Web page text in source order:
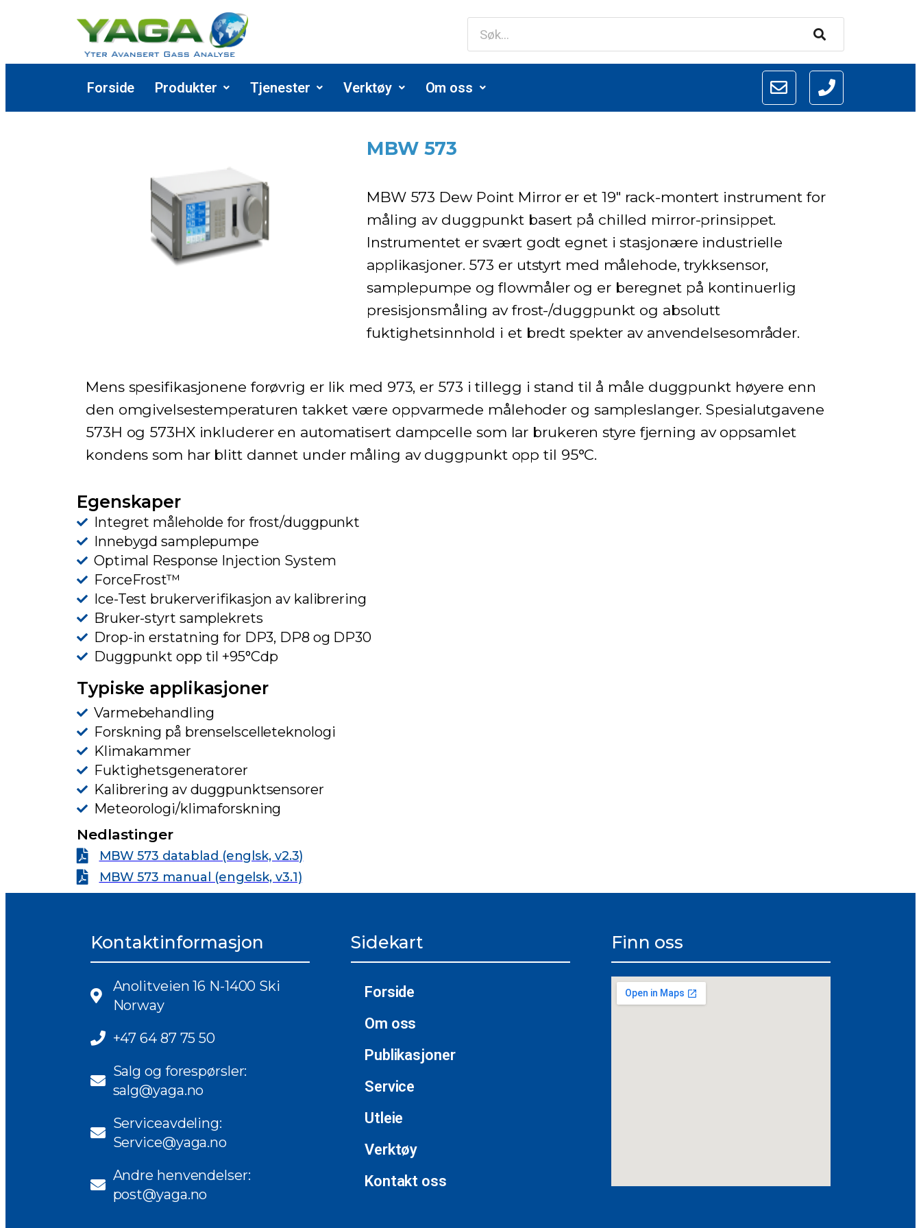
Forside Produkter Tjenester Verktøy Om oss
MBW 573
MBW 573 Dew Point Mirror er et 19″ rack-montert instrument for
måling av duggpunkt basert på chilled mirror-prinsippet.
Instrumentet er svært godt egnet i stasjonære industrielle
applikasjoner. 573 er utstyrt med målehode, trykksensor,
samplepumpe og flowmåler og er beregnet på kontinuerlig
presisjonsmåling av frost-/duggpunkt og absolutt
fuktighetsinnhold i et bredt spekter av anvendelsesområder.
Mens spesifikasjonene forøvrig er lik med 973, er 573 i tillegg i stand til å måle duggpunkt høyere enn
den omgivelsestemperaturen takket være oppvarmede målehoder og sampleslanger. Spesialutgavene
573H og 573HX inkluderer en automatisert dampcelle som lar brukeren styre fjerning av oppsamlet
kondens som har blitt dannet under måling av duggpunkt opp til 95°C.
Egenskaper
Integret måleholde for frost/duggpunkt
Innebygd samplepumpe
Optimal Response Injection System
ForceFrost™
Ice-Test brukerverifikasjon av kalibrering
Bruker-styrt samplekrets
Drop-in erstatning for DP3, DP8 og DP30
Duggpunkt opp til +95°Cdp
Typiske applikasjoner
Varmebehandling
Forskning på brenselscelleteknologi
Klimakammer
Fuktighetsgeneratorer
Kalibrering av duggpunktsensorer
Meteorologi/klimaforskning
Nedlastinger
MBW 573 datablad (englsk, v2.3)
MBW 573 manual (engelsk, v3.1)
Kontaktinformasjon
Anolitveien 16 N-1400 Ski
Norway
+47 64 87 75 50
Salg og forespørsler:
salg@yaga.no
Serviceavdeling:
Service@yaga.no
Andre henvendelser:
post@yaga.no
Sidekart
Forside
Om oss
Publikasjoner
Service
Utleie
Verktøy
Kontakt oss
Finn oss